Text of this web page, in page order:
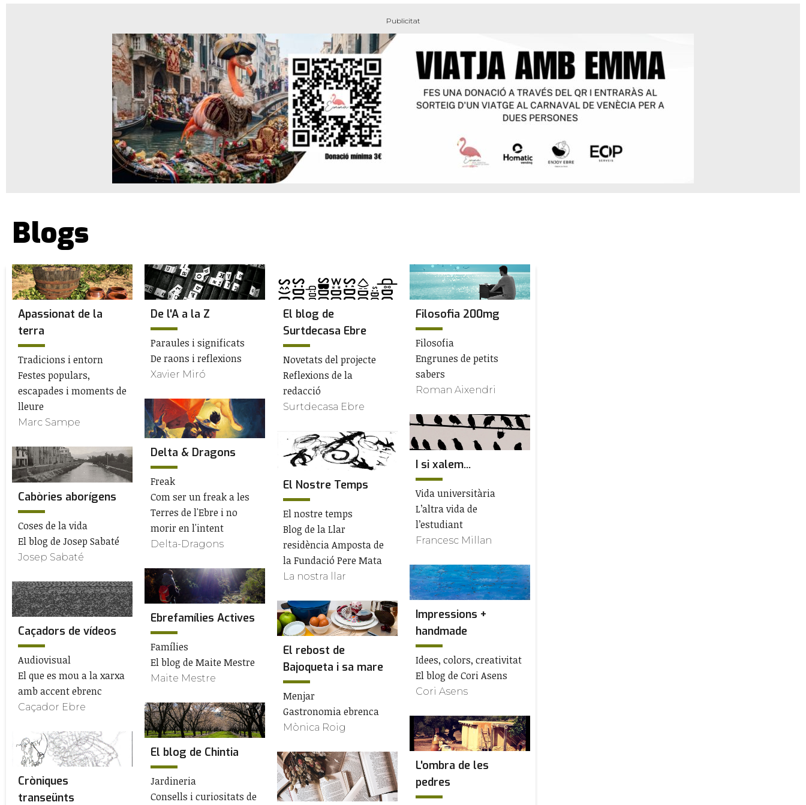
Blogs
Apassionat de la
terra
Tradicions i entorn
Festes populars,
escapades i moments de
lleure
Marc Sampe
Cabòries aborígens
Coses de la vida
El blog de Josep Sabaté
Josep Sabaté
Caçadors de vídeos
Audiovisual
El que es mou a la xarxa
amb accent ebrenc
Caçador Ebre
Cròniques
transeünts
De l'A a la Z
Paraules i significats
De raons i reflexions
Xavier Miró
Delta & Dragons
Freak
Com ser un freak a les
Terres de l'Ebre i no
morir en l'intent
Delta-Dragons
Ebrefamílies Actives
Famílies
El blog de Maite Mestre
Maite Mestre
El blog de Chintia
Jardineria
Consells i curiositats de
El blog de
Surtdecasa Ebre
Novetats del projecte
Reflexions de la
redacció
Surtdecasa Ebre
El Nostre Temps
El nostre temps
Blog de la Llar
residència Amposta de
la Fundació Pere Mata
La nostra llar
El rebost de
Bajoqueta i sa mare
Menjar
Gastronomia ebrenca
Mònica Roig
Filosofia 200mg
Filosofia
Engrunes de petits
sabers
Roman Aixendri
I si xalem...
Vida universitària
L’altra vida de
l’estudiant
Francesc Millan
Impressions +
handmade
Idees, colors, creativitat
El blog de Cori Asens
Cori Asens
L'ombra de les
pedres